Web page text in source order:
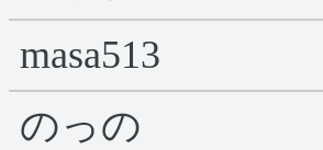
masa513
のっの